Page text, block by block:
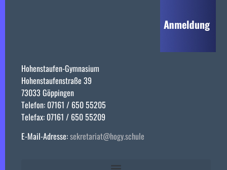
Hohenstaufen-Gymnasium
Hohenstaufenstraße 39
73033 Göppingen
Telefon: 07161 / 650 55205
Telefax: 07161 / 650 55209
E-Mail-Adresse:sekretariat@hogy.schule